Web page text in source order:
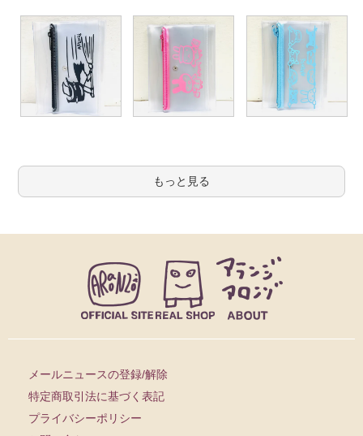
もっと見る
メールニュースの登録/解除
特定商取引法に基づく表記
プライバシーポリシー